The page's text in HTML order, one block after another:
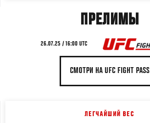
ПРЕЛИМЫ
26.07.25 / 16:00 UTC
СМОТРИ НА UFC FIGHT PASS
ЛЕГЧАЙШИЙ ВЕС